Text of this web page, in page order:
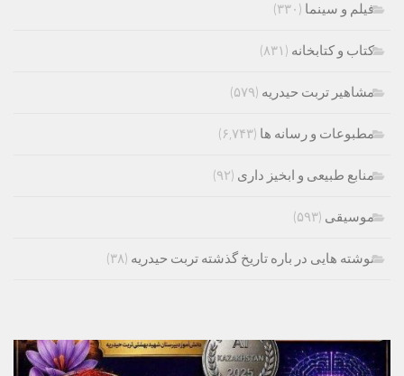
فیلم و سینما (۳۳۰)
کتاب و کتابخانه (۸۳۱)
مشاهیر تربت حیدریه (۵۷۹)
مطبوعات و رسانه ها (۶,۷۴۳)
منابع طبیعی و ابخیز داری (۹۲)
موسیقی (۵۹۳)
نوشته هایی در باره تاریخ گذشته تربت حیدریه (۳۸)